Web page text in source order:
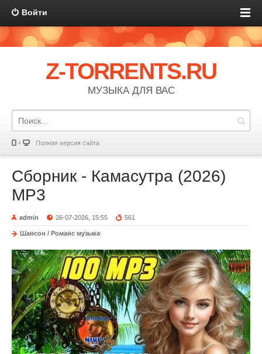
Войти
Z-TORRENTS.RU
МУЗЫКА ДЛЯ ВАС
Полная версия сайта
Сборник - Камасутра (2026)
МР3
admin 26-07-2026, 15:55 561
Шансон / Романс музыка